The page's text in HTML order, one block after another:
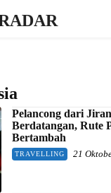
Pelancong dari
Berdatangan, Rute
Bertambah
TRAVELLING 21